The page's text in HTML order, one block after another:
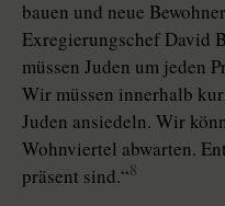
bauen und neue
Exregierungschef David
müssen Juden um jeden
Wir müssen innerhalb
Juden ansiedeln. Wir
Wohnviertel abwarten.
präsent sind.“8